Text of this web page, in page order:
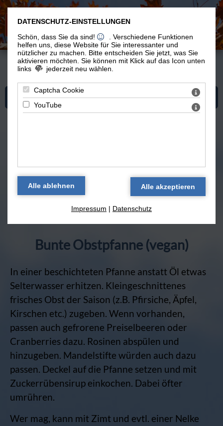
Du bist hier:Vom Leben>Kochen > Rezepte
Mehr zum Thema "Kochen"
Kochideen
zurück
Bunte Obstpfanne (vegan)
In einer beschichteten Pfanne anstatt Öl etwas
Selterwasser erhitzen. Kleingeschnittenes
frisches Obst der Saison (z.B. Pfirsiche, Äpfel,
Kirschen etc.) zugeben. Wenn vorhanden,
passen auch gefrorene Preiselbeeren oder
Cranberries dazu. Rosinen abspülen und
hinzugeben. Mandelstifte würden auch dazu
passen. Deckel auf die Pfanne setzen und mit
Zuckerrübensirup einkochen. Dabei öfter
umrühren.
Wer mag, kann mit Zimt und evtl. einer Nelke
DATENSCHUTZ-EINSTELLUNGEN
Schön, dass Sie da sind!
. Verschiedene Funktionen
helfen uns, diese Website für Sie interessanter und
nützlicher zu machen.
Bitte entscheiden Sie jetzt, was Sie
aktivieren möchten. Sie können mit Klick auf das Icon unten
links
jederzeit neu wählen.
Captcha Cookie
YouTube
Impressum | Datenschutz